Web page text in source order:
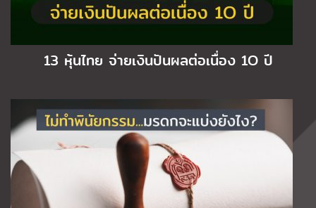
13 หุ้นไทย จ่ายเงินปันผลต่อเนื่อง 1O ปี